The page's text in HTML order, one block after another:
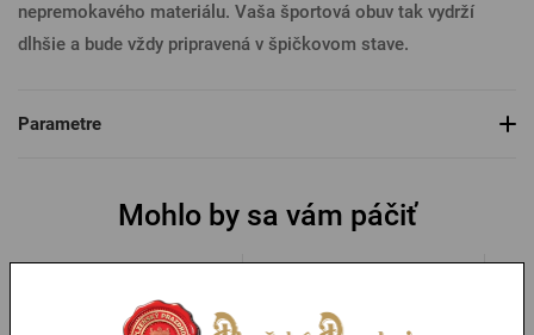
nepremokavého materiálu. Vaša športová obuv tak vydrží
dlhšie a bude vždy pripravená v špičkovom stave.
Parametre
Mohlo by sa vám páčiť